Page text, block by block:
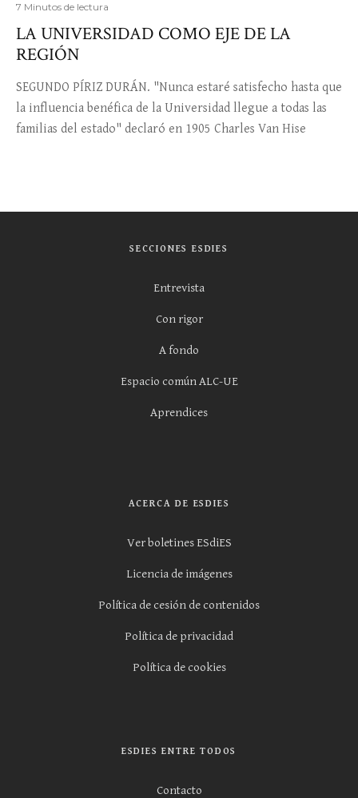
7 Minutos de lectura
LA UNIVERSIDAD COMO EJE DE LA
REGIÓN
SEGUNDO PÍRIZ DURÁN. "Nunca estaré satisfecho hasta que
la influencia benéfica de la Universidad llegue a todas las
familias del estado" declaró en 1905 Charles Van Hise
SECCIONES ESDIES
Entrevista
Con rigor
A fondo
Espacio común ALC-UE
Aprendices
ACERCA DE ESDIES
Ver boletines ESdiES
Licencia de imágenes
Política de cesión de contenidos
Política de privacidad
Política de cookies
ESDIES ENTRE TODOS
Contacto